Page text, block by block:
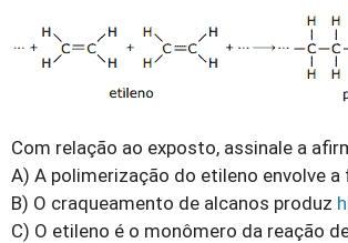
Com relação ao exposto, assinale a
A) A polimerização do etileno envolve
B) O craqueamento de alcanos produz
C) O etileno é o monômero da reação